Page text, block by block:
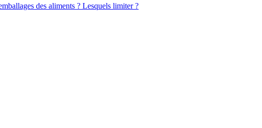
des aliments ? Lesquels limiter ?